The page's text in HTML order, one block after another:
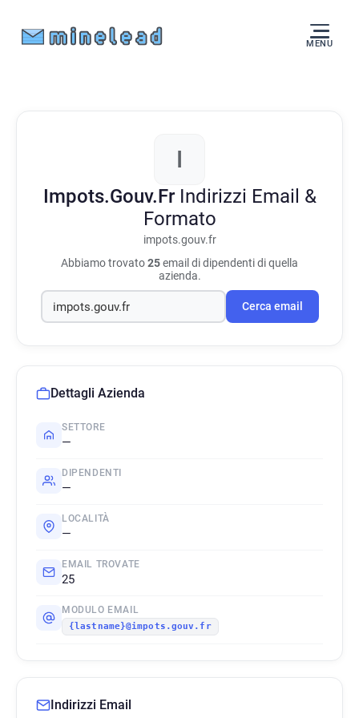
MENU
I
Impots.Gouv.Fr Indirizzi Email &
Formato
impots.gouv.fr
Abbiamo trovato25email di dipendenti di quella
azienda.
Cerca email
Dettagli Azienda
SETTORE
—
DIPENDENTI
—
LOCALITÀ
—
EMAIL TROVATE
25
MODULO EMAIL
{lastname}@impots.gouv.fr
Indirizzi Email